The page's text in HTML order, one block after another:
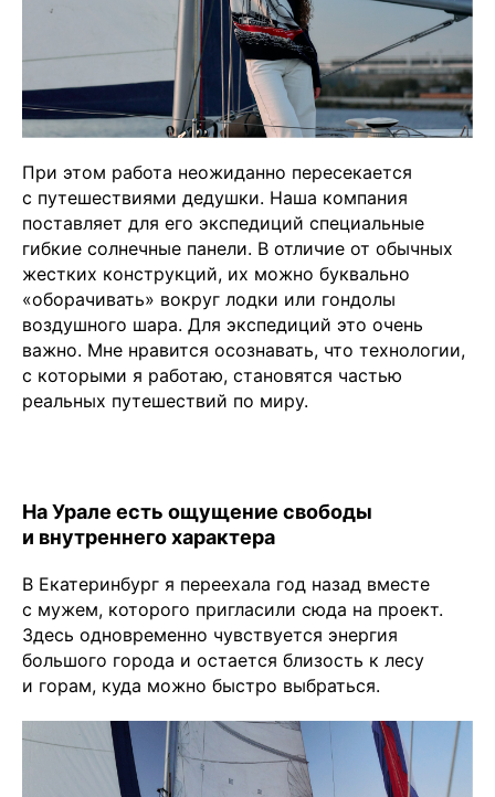
При этом работа неожиданно пересекается
с путешествиями дедушки. Наша компания
поставляет для его экспедиций специальные
гибкие солнечные панели. В отличие от обычных
жестких конструкций, их можно буквально
«оборачивать» вокруг лодки или гондолы
воздушного шара. Для экспедиций это очень
важно. Мне нравится осознавать, что технологии,
с которыми я работаю, становятся частью
реальных путешествий по миру.
На Урале есть ощущение свободы
и внутреннего характера
В Екатеринбург я переехала год назад вместе
с мужем, которого пригласили сюда на проект.
Здесь одновременно чувствуется энергия
большого города и остается близость к лесу
и горам, куда можно быстро выбраться.